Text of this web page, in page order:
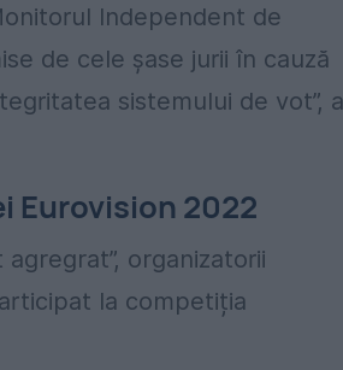
Independent de
de cele şase jurii în cauză
sistemului de vot”, a
Eurovision 2022
organizatorii
la competiția